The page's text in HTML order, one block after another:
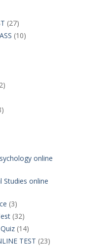
(27)
(10)
online
Studies online
(3)
(32)
(14)
TEST (23)